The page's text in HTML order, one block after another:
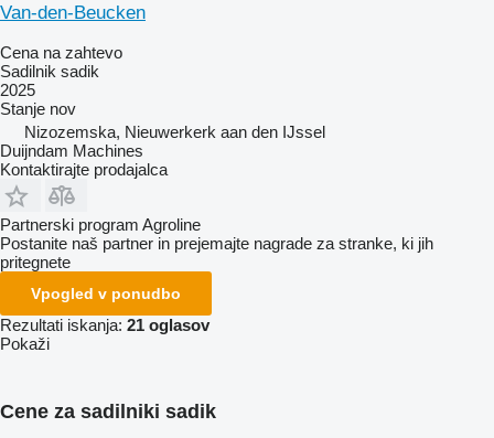
Van-den-Beucken
Cena na zahtevo
Sadilnik sadik
2025
Stanje nov
Nizozemska, Nieuwerkerk aan den IJssel
Duijndam Machines
Kontaktirajte prodajalca
Partnerski program Agroline
Postanite naš partner in prejemajte nagrade za stranke, ki jih
pritegnete
Vpogled v ponudbo
Rezultati iskanja: 21 oglasov
Pokaži
Cene za sadilniki sadik